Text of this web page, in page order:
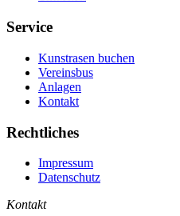
Service
Kunstrasen buchen
Vereinsbus
Anlagen
Kontakt
Rechtliches
Impressum
Datenschutz
Kontakt